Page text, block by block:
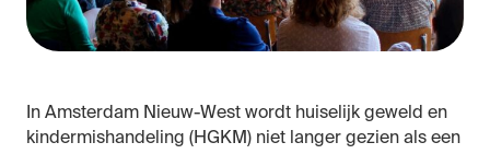
In Amsterdam Nieuw-West wordt huiselijk geweld en
kindermishandeling (HGKM) niet langer gezien als een